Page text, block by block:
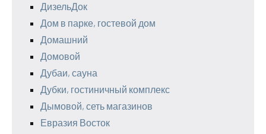
ДизельДок
Дом в парке, гостевой дом
Домашний
Домовой
Дубаи, сауна
Дубки, гостиничный комплекс
Дымовой, сеть магазинов
Евразия Восток